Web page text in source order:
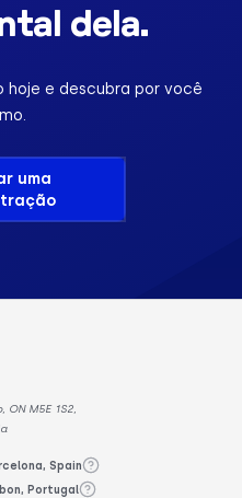
dela.
hoje e descubra por você
uma
ON M5E 1S2,
Spain
Portugal